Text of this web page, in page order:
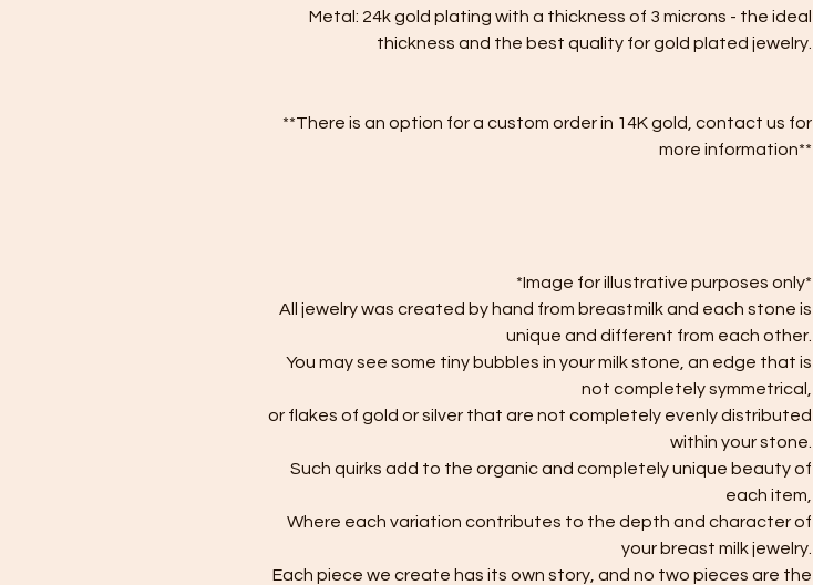
Metal: 24k gold plating with a thickness of 3 microns - the ideal
thickness and the best quality for gold plated jewelry.
**There is an option for a custom order in 14K gold, contact us for
more information**
*Image for illustrative purposes only*
All jewelry was created by hand from breastmilk and each stone is
unique and different from each other.
You may see some tiny bubbles in your milk stone, an edge that is
not completely symmetrical,
or flakes of gold or silver that are not completely evenly distributed
within your stone.
Such quirks add to the organic and completely unique beauty of
each item,
Where each variation contributes to the depth and character of
your breast milk jewelry.
Each piece we create has its own story, and no two pieces are the